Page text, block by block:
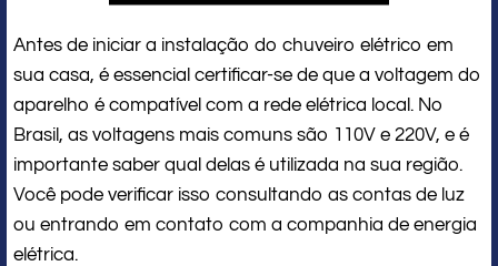
Antes de iniciar a instalação do chuveiro elétrico em
sua casa, é essencial certificar-se de que a voltagem do
aparelho é compatível com a rede elétrica local. No
Brasil, as voltagens mais comuns são 110V e 220V, e é
importante saber qual delas é utilizada na sua região.
Você pode verificar isso consultando as contas de luz
ou entrando em contato com a companhia de energia
elétrica.